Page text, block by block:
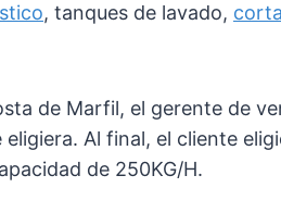
, tanques de lavado,
de Marfil, el gerente de
Al final, el cliente
de 250KG/H.